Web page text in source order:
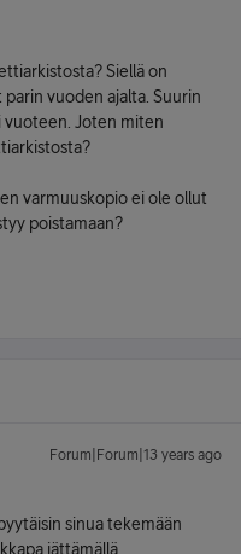
Siellä on
vuoden ajalta. Suurin
vuoteen. Joten miten
varmuuskopio ei ole ollut
poistamaan?
Forum|Forum|13 years ago
sinua tekemään
jättämällä